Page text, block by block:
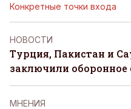
Конкретные точки входа
НОВОСТИ
Турция, Пакистан и
заключили оборонное
MНЕНИЯ